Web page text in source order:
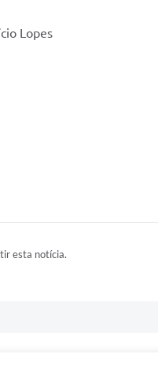
Lopes
esta notícia.